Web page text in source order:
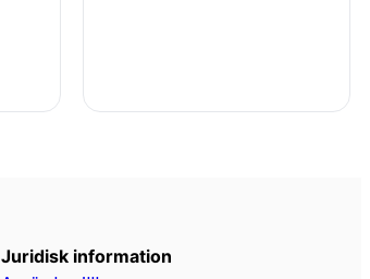
Juridisk information